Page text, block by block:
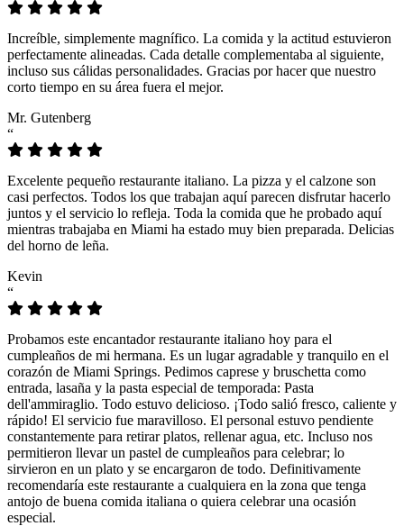
Increíble, simplemente magnífico. La comida y la actitud estuvieron
perfectamente alineadas. Cada detalle complementaba al siguiente,
incluso sus cálidas personalidades. Gracias por hacer que nuestro
corto tiempo en su área fuera el mejor.
Mr. Gutenberg
“
Excelente pequeño restaurante italiano. La pizza y el calzone son
casi perfectos. Todos los que trabajan aquí parecen disfrutar hacerlo
juntos y el servicio lo refleja. Toda la comida que he probado aquí
mientras trabajaba en Miami ha estado muy bien preparada. Delicias
del horno de leña.
Kevin
“
Probamos este encantador restaurante italiano hoy para el
cumpleaños de mi hermana. Es un lugar agradable y tranquilo en el
corazón de Miami Springs. Pedimos caprese y bruschetta como
entrada, lasaña y la pasta especial de temporada: Pasta
dell'ammiraglio. Todo estuvo delicioso. ¡Todo salió fresco, caliente y
rápido! El servicio fue maravilloso. El personal estuvo pendiente
constantemente para retirar platos, rellenar agua, etc. Incluso nos
permitieron llevar un pastel de cumpleaños para celebrar; lo
sirvieron en un plato y se encargaron de todo. Definitivamente
recomendaría este restaurante a cualquiera en la zona que tenga
antojo de buena comida italiana o quiera celebrar una ocasión
especial.